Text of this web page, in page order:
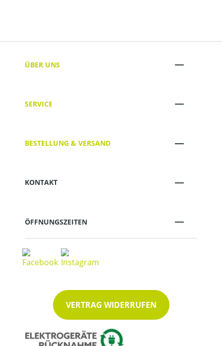
ÜBER UNS
SERVICE
BESTELLUNG & VERSAND
KONTAKT
ÖFFNUNGSZEITEN
VERTRAG WIDERRUFEN